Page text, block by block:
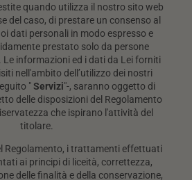
quando utilizza il nostro sito web
del caso, di prestare un consenso al
dati personali in modo espresso e
prestato solo da persone
Le informazioni ed i dati da Lei forniti
nell'ambito dell’utilizzo dei nostri
"Servizi"-, saranno oggetto di
delle disposizioni del Regolamento
che ispirano l'attività del
titolare.
Regolamento, i trattamenti effettuati
ai principi di liceità, correttezza,
delle finalità e della conservazione,